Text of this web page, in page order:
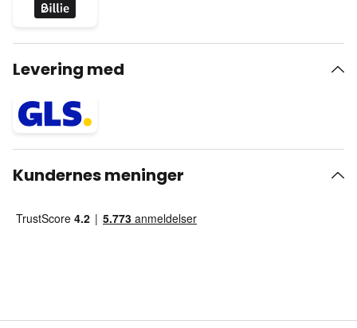
Levering med
Kundernes meninger